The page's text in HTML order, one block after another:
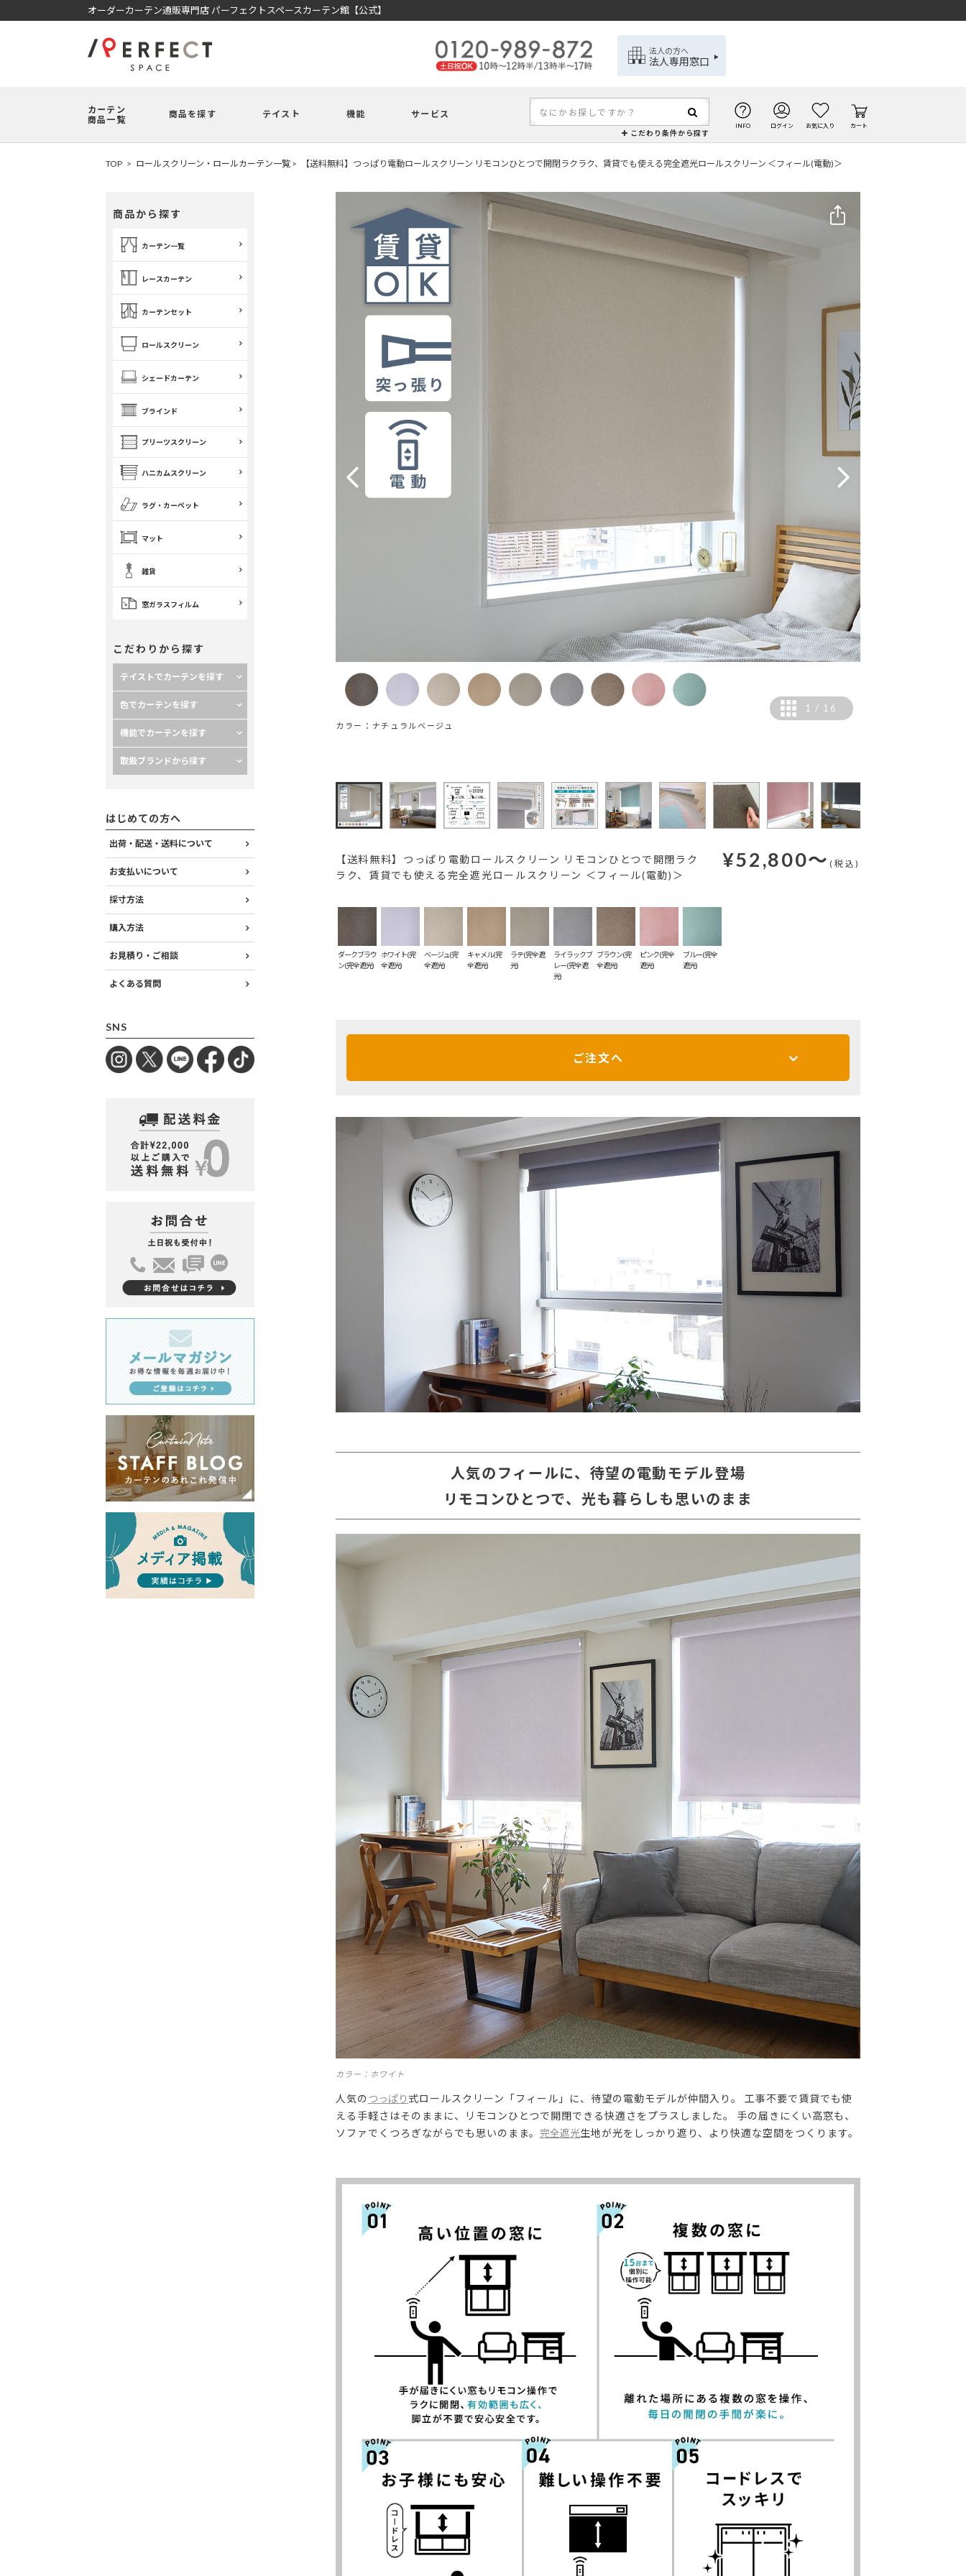
オーダーカーテン通販専門店 パーフェクトスペースカーテン館【公式】
法人の方へ
法人専用窓口
カーテン
商品一覧
商品を探す テイスト 機能 サービス
こだわり条件から探す
INFO ログイン お気に入り カート
TOP ロールスクリーン・ロールカーテン一覧 【送料無料】つっぱり電動ロールスクリーン リモコンひとつで開閉ラクラク、賃貸でも使える完全遮光ロールスクリーン ＜フィール(電動)＞
商品から探す
カーテン一覧
レースカーテン
カーテンセット
ロールスクリーン
シェードカーテン
ブラインド
プリーツスクリーン
ハニカムスクリーン
ラグ・カーペット
マット
雑貨
窓ガラスフィルム
こだわりから探す
テイストでカーテンを探す
色でカーテンを探す
機能でカーテンを探す
取扱ブランドから探す
はじめての方へ
出荷・配送・送料について
お支払いについて
採寸方法
購入方法
お見積り・ご相談
よくある質問
SNS
カラー：ナチュラルベージュ
1 / 16
【送料無料】つっぱり電動ロールスクリーン リモコンひとつで開閉ラク
ラク、賃貸でも使える完全遮光ロールスクリーン ＜フィール(電動)＞
¥52,800～(税込)
ダークブラウ
ン(完全遮光)
ホワイト(完
全遮光)
ベージュ(完
全遮光)
キャメル(完
全遮光)
ラテ(完全遮
光)
ライラックブ
レー(完全遮
光)
ブラウン(完
全遮光)
ピンク(完全
遮光)
ブルー(完全
遮光)
ご注文へ
人気のフィールに、待望の電動モデル登場
リモコンひとつで、光も暮らしも思いのまま
カラー：ホワイト
人気の つっぱり 式ロールスクリーン「フィール」に、待望の電動モデルが仲間入り。 工事不要で賃貸でも使
える手軽さはそのままに、リモコンひとつで開閉できる快適さをプラスしました。 手の届きにくい高窓も、
ソファでくつろぎながらでも思いのまま。 完全遮光生地が光をしっかり遮り、より快適な空間をつくります。